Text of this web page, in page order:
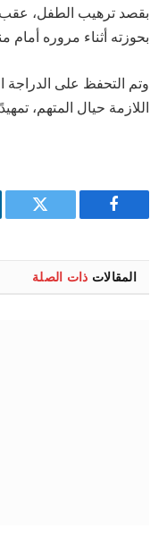
بقصد ترهيب الطفل، عقب
بحوزته أثناء مروره أمام
وتم التحفظ على الدراجة
اللازمة حيال المتهم،
فيسبوك تويتر
المقالات ذات الصلة